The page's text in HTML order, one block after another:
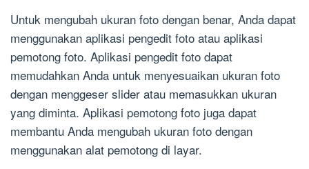
Untuk mengubah ukuran foto dengan benar, Anda dapat
menggunakan aplikasi pengedit foto atau aplikasi
pemotong foto. Aplikasi pengedit foto dapat
memudahkan Anda untuk menyesuaikan ukuran foto
dengan menggeser slider atau memasukkan ukuran
yang diminta. Aplikasi pemotong foto juga dapat
membantu Anda mengubah ukuran foto dengan
menggunakan alat pemotong di layar.